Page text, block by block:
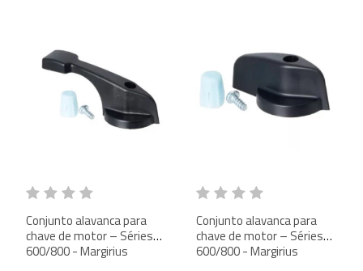
Conjunto alavanca para
chave de motor – Séries
600/800 - Margirius
Conjunto alavanca para
chave de motor – Séries
600/800 - Margirius